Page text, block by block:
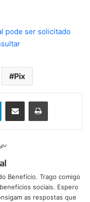
pode ser solicitado
Pix
TelegramCompartilhar via e-mail Imprimir
Benefício. Trago comigo
sociais. Espero
as respostas que